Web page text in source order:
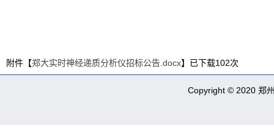
附件【郑大实时神经递质分析仪招标公告.docx】已下载102次
Copyright © 2020 郑